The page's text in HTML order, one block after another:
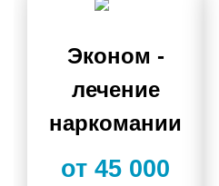
Эконом -
лечение
наркомании
от 45 000